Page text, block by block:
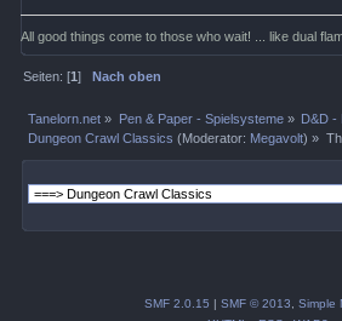
All good things come to those who wait! ... like dual
Seiten: [1]Nach oben
Tanelorn.net » Pen & Paper - Spielsysteme» D&D -
Dungeon Crawl Classics (Moderator: Megavolt) »
SMF 2.0.15 SMF © 2013, Simple